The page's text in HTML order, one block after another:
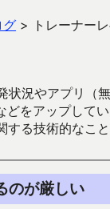
グ > トレーナー
状況やアプリ（
どをアップし
る技術的なこ
のが厳しい